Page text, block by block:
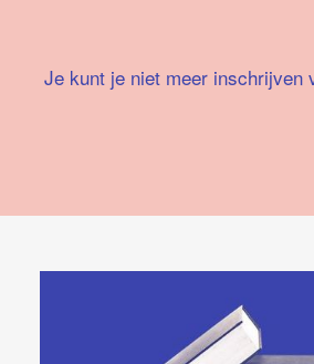
Je kunt je niet meer inschrijven